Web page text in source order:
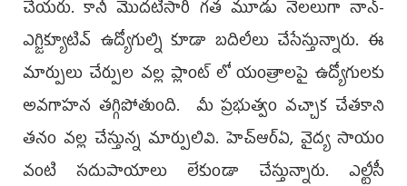
చేయరు. కానీ మొదటిసారి గత మూడు నెలలుగా నాన్-
ఎగ్జిక్యూటివ్ ఉద్యోగుల్ని కూడా బదిలీలు చేసేస్తున్నారు. ఈ
మార్పులు చేర్పుల వల్ల ప్లాంట్ లో యంత్రాలపై ఉద్యోగులకు
అవగాహన తగ్గిపోతుంది. మీ ప్రభుత్వం వచ్చాక చేతకాని
తనం వల్ల చేస్తున్న మార్పులివి. హెచ్ఆర్ఏ, వైద్య సాయం
వంటి సదుపాయాలు లేకుండా చేస్తున్నారు. ఎల్టీసీ